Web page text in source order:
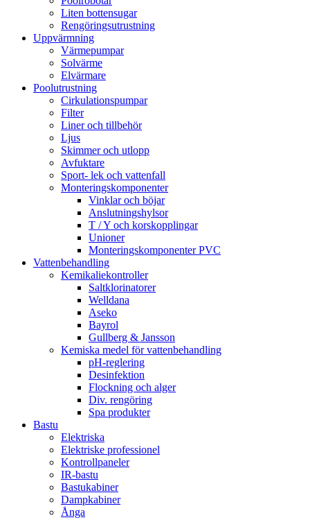
Liten bottensugar
Rengöringsutrustning
Uppvärmning
Värmepumpar
Solvärme
Elvärmare
Poolutrustning
Cirkulationspumpar
Filter
Liner och tillbehör
Ljus
Skimmer och utlopp
Avfuktare
Sport- lek och vattenfall
Monteringskomponenter
Vinklar och böjar
Anslutningshylsor
T / Y och korskopplingar
Unioner
Monteringskomponenter PVC
Vattenbehandling
Kemikaliekontroller
Saltklorinatorer
Welldana
Aseko
Bayrol
Gullberg & Jansson
Kemiska medel för vattenbehandling
pH-reglering
Desinfektion
Flockning och alger
Div. rengöring
Spa produkter
Bastu
Elektriska
Elektriske professionel
Kontrollpaneler
IR-bastu
Bastukabiner
Dampkabiner
Ånga